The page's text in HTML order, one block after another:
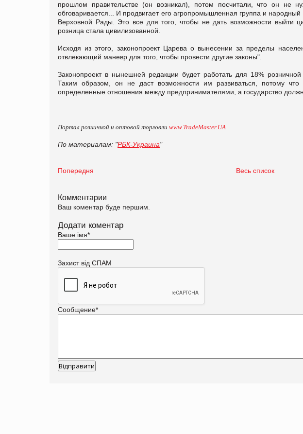
прошлом правительстве (он возникал), потом посчитали, что он не
обговаривается... И продвигает его агропромышленная группа и
Верховной Рады. Это все для того, чтобы не дать возможности выйти
розница стала цивилизованной.
Исходя из этого, законопроект Царева о вынесении за пределы
отвлекающий маневр для того, чтобы провести другие законы".
Законопроект в нынешней редакции будет работать для 18% розничной
Таким образом, он не даст возможности им развиваться, потому
определенные отношения между предпринимателями, а государство
Портал розничной и оптовой торговли www.TradeMaster.UA
По материалам: "РБК-Украина"
Попередня Весь список
Комментарии
Ваш коментар буде першим.
Додати коментар
Ваше імя*
Захист від СПАМ
Сообщение*